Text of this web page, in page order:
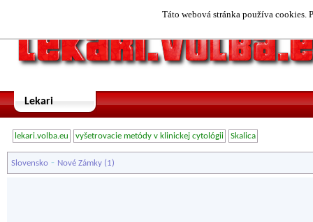
Táto webová stránka používa cookies.
Lekari
lekari.volba.eu vyšetrovacie metódy v klinickej cytológii Skalica
Slovensko - Nové Zámky (1)